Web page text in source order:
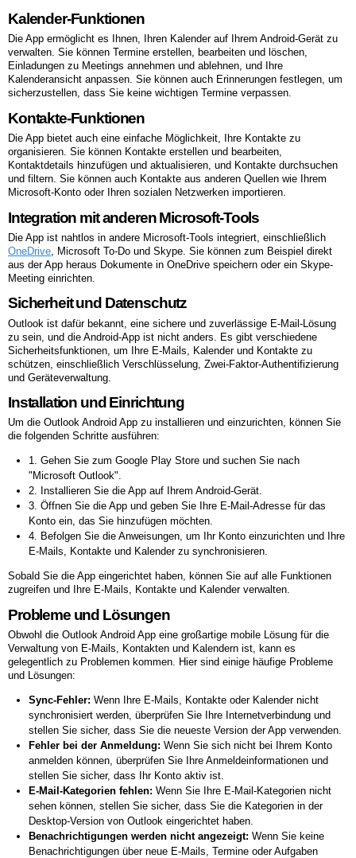
Kalender-Funktionen
Die App ermöglicht es Ihnen, Ihren Kalender auf Ihrem Android-Gerät zu
verwalten. Sie können Termine erstellen, bearbeiten und löschen,
Einladungen zu Meetings annehmen und ablehnen, und Ihre
Kalenderansicht anpassen. Sie können auch Erinnerungen festlegen, um
sicherzustellen, dass Sie keine wichtigen Termine verpassen.
Kontakte-Funktionen
Die App bietet auch eine einfache Möglichkeit, Ihre Kontakte zu
organisieren. Sie können Kontakte erstellen und bearbeiten,
Kontaktdetails hinzufügen und aktualisieren, und Kontakte durchsuchen
und filtern. Sie können auch Kontakte aus anderen Quellen wie Ihrem
Microsoft-Konto oder Ihren sozialen Netzwerken importieren.
Integration mit anderen Microsoft-Tools
Die App ist nahtlos in andere Microsoft-Tools integriert, einschließlich
OneDrive , Microsoft To-Do und Skype. Sie können zum Beispiel direkt
aus der App heraus Dokumente in OneDrive speichern oder ein Skype-
Meeting einrichten.
Sicherheit und Datenschutz
Outlook ist dafür bekannt, eine sichere und zuverlässige E-Mail-Lösung
zu sein, und die Android-App ist nicht anders. Es gibt verschiedene
Sicherheitsfunktionen, um Ihre E-Mails, Kalender und Kontakte zu
schützen, einschließlich Verschlüsselung, Zwei-Faktor-Authentifizierung
und Geräteverwaltung.
Installation und Einrichtung
Um die Outlook Android App zu installieren und einzurichten, können Sie
die folgenden Schritte ausführen:
1. Gehen Sie zum Google Play Store und suchen Sie nach
"Microsoft Outlook".
2. Installieren Sie die App auf Ihrem Android-Gerät.
3. Öffnen Sie die App und geben Sie Ihre E-Mail-Adresse für das
Konto ein, das Sie hinzufügen möchten.
4. Befolgen Sie die Anweisungen, um Ihr Konto einzurichten und Ihre
E-Mails, Kontakte und Kalender zu synchronisieren.
Sobald Sie die App eingerichtet haben, können Sie auf alle Funktionen
zugreifen und Ihre E-Mails, Kontakte und Kalender verwalten.
Probleme und Lösungen
Obwohl die Outlook Android App eine großartige mobile Lösung für die
Verwaltung von E-Mails, Kontakten und Kalendern ist, kann es
gelegentlich zu Problemen kommen. Hier sind einige häufige Probleme
und Lösungen:
Sync-Fehler: Wenn Ihre E-Mails, Kontakte oder Kalender nicht
synchronisiert werden, überprüfen Sie Ihre Internetverbindung und
stellen Sie sicher, dass Sie die neueste Version der App verwenden.
Fehler bei der Anmeldung: Wenn Sie sich nicht bei Ihrem Konto
anmelden können, überprüfen Sie Ihre Anmeldeinformationen und
stellen Sie sicher, dass Ihr Konto aktiv ist.
E-Mail-Kategorien fehlen: Wenn Sie Ihre E-Mail-Kategorien nicht
sehen können, stellen Sie sicher, dass Sie die Kategorien in der
Desktop-Version von Outlook eingerichtet haben.
Benachrichtigungen werden nicht angezeigt: Wenn Sie keine
Benachrichtigungen über neue E-Mails, Termine oder Aufgaben